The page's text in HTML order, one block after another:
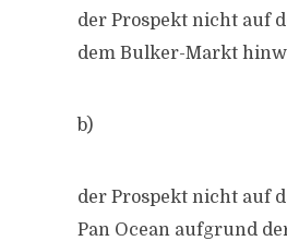
der Prospekt nicht auf
dem Bulker-Markt
b)
der Prospekt nicht auf
Pan Ocean aufgrund